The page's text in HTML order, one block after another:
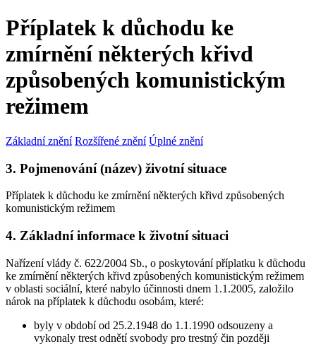
Příplatek k důchodu ke
zmírnění některých křivd
způsobených komunistickým
režimem
Základní znění Rozšířené znění Úplné znění
3. Pojmenování (název) životní situace
Příplatek k důchodu ke zmírnění některých křivd způsobených
komunistickým režimem
4. Základní informace k životní situaci
Nařízení vlády č. 622/2004 Sb., o poskytování příplatku k důchodu
ke zmírnění některých křivd způsobených komunistickým režimem
v oblasti sociální, které nabylo účinnosti dnem 1.1.2005, založilo
nárok na příplatek k důchodu osobám, které:
byly v období od 25.2.1948 do 1.1.1990 odsouzeny a
vykonaly trest odnětí svobody pro trestný čin později